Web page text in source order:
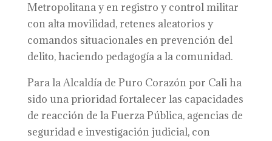
Metropolitana y en registro y control militar
con alta movilidad, retenes aleatorios y
comandos situacionales en prevención del
delito, haciendo pedagogía a la comunidad.
Para la Alcaldía de Puro Corazón por Cali ha
sido una prioridad fortalecer las capacidades
de reacción de la Fuerza Pública, agencias de
seguridad e investigación judicial, con